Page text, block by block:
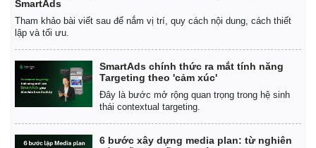
SmartAds
Tham khảo bài viết sau để nắm vị trí, quy cách nội dung, cách thiết
lập và tối ưu.
SmartAds chính thức ra mắt tính năng
Targeting theo 'cảm xúc'
Đây là bước mở rộng quan trọng trong hệ sinh
thái contextual targeting.
6 bước xây dựng media plan: từ nghiên